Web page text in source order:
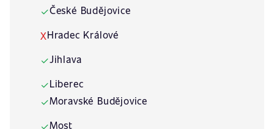
✓České Budějovice
XHradec Králové
✓Jihlava
✓Liberec
✓Moravské Budějovice
✓Most